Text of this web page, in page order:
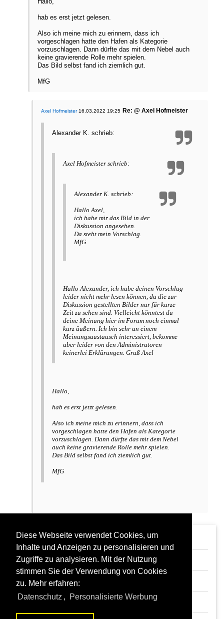
hab es erst jetzt gelesen.
Also ich meine mich zu erinnern, dass ich
vorgeschlagen hatte den Hafen als Kategorie
vorzuschlagen. Dann dürfte das mit dem Nebel auch
keine gravierende Rolle mehr spielen.
Das Bild selbst fand ich ziemlich gut.
MfG
Axel Hofmeister16.03.2022 19:25 Re: @ Axel Hofmeister
Alexander K. schrieb:
Axel Hofmeister schrieb:
Alexander K. schrieb:
Hallo Axel,
ich habe mir das Bild in der
Diskussion angesehen.
Da steht mein Vorschlag.
MfG
Hallo Alexander, ich habe deinen Vorschlag
leider nicht mehr lesen können, da die zur
Diskussion gestellten Bilder nur für kurze
Zeit zu sehen sind. Vielleicht könntest du
deine Meinung hier im Forum noch einmal
kurz äußern. Ich bin sehr an einem
Meinungsaustausch interessiert, bekomme
aber leider von den Administratoren
keinerlei Erklärungen. Gruß Axel
Hallo,
hab es erst jetzt gelesen.
Also ich meine mich zu erinnern, dass ich
vorgeschlagen hatte den Hafen als Kategorie
vorzuschlagen. Dann dürfte das mit dem Nebel
auch keine gravierende Rolle mehr spielen.
Das Bild selbst fand ich ziemlich gut.
MfG
Re: @ Axel Hofmeister
Axel Hofmeister16.03.2022 19:25
@ Axel Hofmeister
Alexander, R. 11.03.2022 09:56
Axel Hofmeister25.02.2022 16:45
Re: Abgelehnte Bilder
Diese Webseite verwendet Cookies, um
Inhalte und Anzeigen zu personalisieren und
Zugriffe zu analysieren. Mit der Nutzung
stimmen Sie der Verwendung von Cookies
zu. Mehr erfahren:
Datenschutz , Personalisierte Werbung